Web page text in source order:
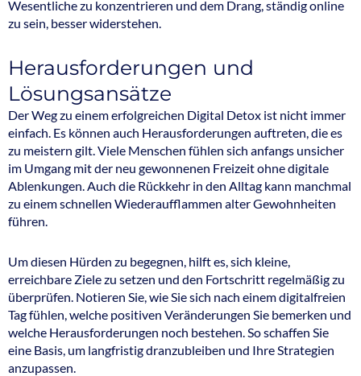
Wesentliche zu konzentrieren und dem Drang, ständig online
zu sein, besser widerstehen.
Herausforderungen und
Lösungsansätze
Der Weg zu einem erfolgreichen Digital Detox ist nicht immer
einfach. Es können auch Herausforderungen auftreten, die es
zu meistern gilt. Viele Menschen fühlen sich anfangs unsicher
im Umgang mit der neu gewonnenen Freizeit ohne digitale
Ablenkungen. Auch die Rückkehr in den Alltag kann manchmal
zu einem schnellen Wiederaufflammen alter Gewohnheiten
führen.
Um diesen Hürden zu begegnen, hilft es, sich kleine,
erreichbare Ziele zu setzen und den Fortschritt regelmäßig zu
überprüfen. Notieren Sie, wie Sie sich nach einem digitalfreien
Tag fühlen, welche positiven Veränderungen Sie bemerken und
welche Herausforderungen noch bestehen. So schaffen Sie
eine Basis, um langfristig dranzubleiben und Ihre Strategien
anzupassen.